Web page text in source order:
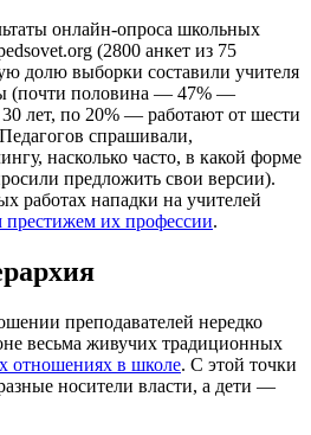
онлайн-опроса школьных
(2800 анкет из 75
долю выборки составили учителя
(почти половина — 47% —
30 лет, по 20% — работают от шести
спрашивали,
насколько часто, в какой форме
предложить свои версии).
работах нападки на учителей
престижем их профессии.
преподавателей нередко
весьма живучих традиционных
отношениях в школе. С этой точки
носители власти, а дети —